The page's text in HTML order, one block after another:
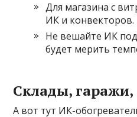
Для магазина с
ИК и конвекторов.
Не вешайте ИК
будет мерить
Склады,
А вот тут ИК-